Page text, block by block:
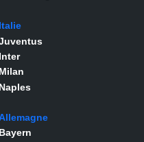
Italie
Inter
Milan
Naples
Bayern